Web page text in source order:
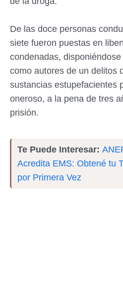
De las doce personas
siete fueron puestas en
condenadas,
como autores de un delitos
sustancias estupefacientes
oneroso, a la pena de tres
prisión.
Te Puede Interesar:
Acredita EMS: Obtené tu
por Primera Vez